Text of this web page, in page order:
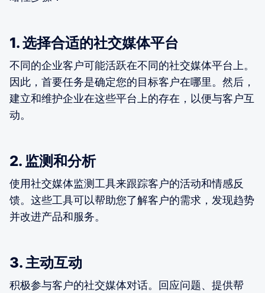
1. 选择合适的社交媒体平台
不同的企业客户可能活跃在不同的社交媒体平台上。
因此，首要任务是确定您的目标客户在哪里。然后，
建立和维护企业在这些平台上的存在，以便与客户互
动。
2. 监测和分析
使用社交媒体监测工具来跟踪客户的活动和情感反
馈。这些工具可以帮助您了解客户的需求，发现趋势
并改进产品和服务。
3. 主动互动
积极参与客户的社交媒体对话。回应问题、提供帮